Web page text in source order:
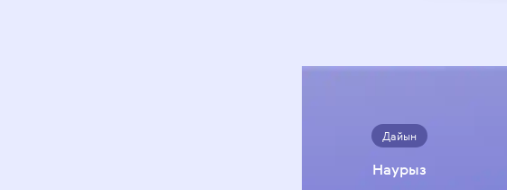
Дайын
Наурыз